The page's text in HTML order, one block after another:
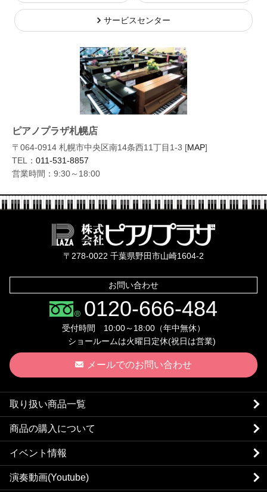
サービスセンター
ピアノプラザ札幌店
〒064-0914 札幌市中央区南14条西11丁目1-3 [MAP]
TEL： 011-531-8857
営業時間：9:30～18:00
〒278-0022 千葉県野田市山崎1604-2
お問い合わせ
0120-666-484
受付時間 10:00～18:00（年中無休）
ショールームは火曜日定休(祝日は営業)
メールでのお問い合わせ
取り扱い商品一覧
商品の購入について
イベント情報
演奏動画(Youtube)